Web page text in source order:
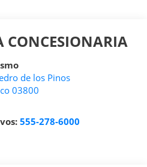
CONCESIONARIA
de los Pinos
03800
555-278-6000